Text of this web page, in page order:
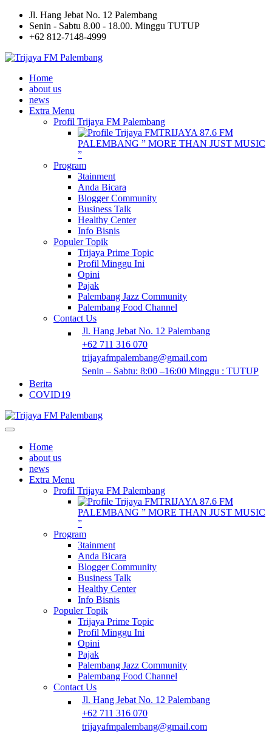
Jl. Hang Jebat No. 12 Palembang
Senin - Sabtu 8.00 - 18.00. Minggu TUTUP
+62 812-7148-4999
Home
about us
news
Extra Menu
Profil Trijaya FM Palembang
TRIJAYA 87.6 FM
PALEMBANG ” MORE THAN JUST MUSIC
”
Program
3tainment
Anda Bicara
Blogger Community
Business Talk
Healthy Center
Info Bisnis
Populer Topik
Trijaya Prime Topic
Profil Minggu Ini
Opini
Pajak
Palembang Jazz Community
Palembang Food Channel
Contact Us
Jl. Hang Jebat No. 12 Palembang
+62 711 316 070
trijayafmpalembang@gmail.com
Senin – Sabtu: 8:00 –16:00 Minggu : TUTUP
Berita
COVID19
Home
about us
news
Extra Menu
Profil Trijaya FM Palembang
TRIJAYA 87.6 FM
PALEMBANG ” MORE THAN JUST MUSIC
”
Program
3tainment
Anda Bicara
Blogger Community
Business Talk
Healthy Center
Info Bisnis
Populer Topik
Trijaya Prime Topic
Profil Minggu Ini
Opini
Pajak
Palembang Jazz Community
Palembang Food Channel
Contact Us
Jl. Hang Jebat No. 12 Palembang
+62 711 316 070
trijayafmpalembang@gmail.com